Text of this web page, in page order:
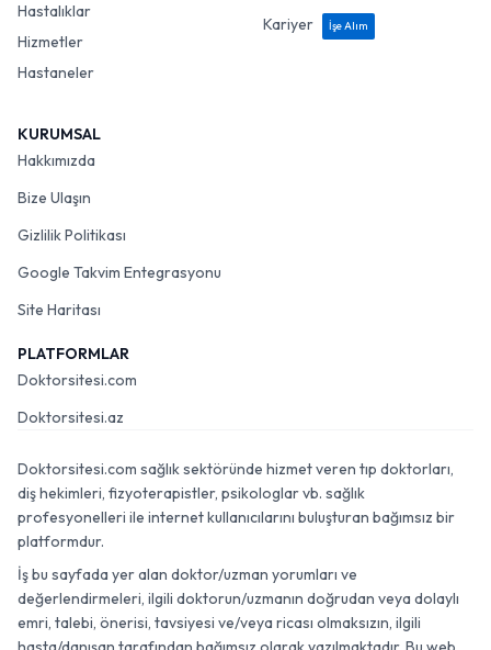
Hastalıklar
Hizmetler
Hastaneler
Kariyer
İşe Alım
KURUMSAL
Hakkımızda
Bize Ulaşın
Gizlilik Politikası
Google Takvim Entegrasyonu
Site Haritası
PLATFORMLAR
Doktorsitesi.com
Doktorsitesi.az
Doktorsitesi.com sağlık sektöründe hizmet veren tıp doktorları,
diş hekimleri, fizyoterapistler, psikologlar vb. sağlık
profesyonelleri ile internet kullanıcılarını buluşturan bağımsız bir
platformdur.
İş bu sayfada yer alan doktor/uzman yorumları ve
değerlendirmeleri, ilgili doktorun/uzmanın doğrudan veya dolaylı
emri, talebi, önerisi, tavsiyesi ve/veya ricası olmaksızın, ilgili